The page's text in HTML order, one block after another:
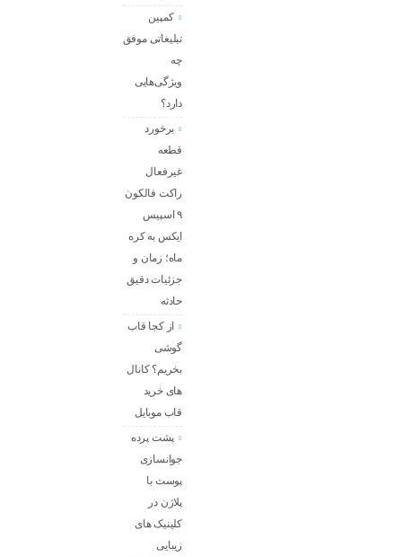
کمپین
تبلیغاتی موفق
چه
ویژگی‌هایی
دارد؟
برخورد
قطعه
غیرفعال
راکت فالکون
۹ اسپیس
ایکس به کره
ماه؛ زمان و
جزئیات دقیق
حادثه
از کجا قاب
گوشی
بخریم؟ کانال
های خرید
قاب موبایل
پشت پرده
جوانسازی
پوست با
پلاژن در
کلینیک های
زیبایی